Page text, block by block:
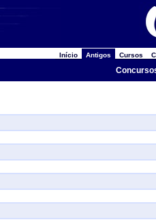
Início Antigos Cursos